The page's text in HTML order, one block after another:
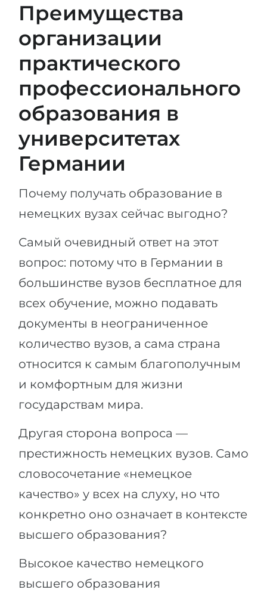
Преимущества
организации
практического
профессионального
образования в
университетах
Германии
Почему получать образование в
немецких вузах сейчас выгодно?
Самый очевидный ответ на этот
вопрос: потому что в Германии в
большинстве вузов бесплатное для
всех обучение, можно подавать
документы в неограниченное
количество вузов, а сама страна
относится к самым благополучным
и комфортным для жизни
государствам мира.
Другая сторона вопроса —
престижность немецких вузов. Само
словосочетание «немецкое
качество» у всех на слуху, но что
конкретно оно означает в контексте
высшего образования?
Высокое качество немецкого
высшего образования